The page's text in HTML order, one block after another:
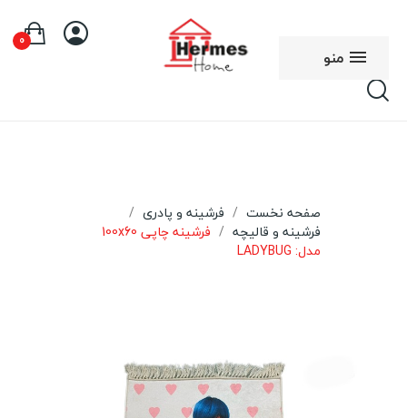
منو
0
صفحه نخست
فرشینه و پادری
فرشینه و قالیچه
فرشینه چاپی 100x60
مدل: LADYBUG